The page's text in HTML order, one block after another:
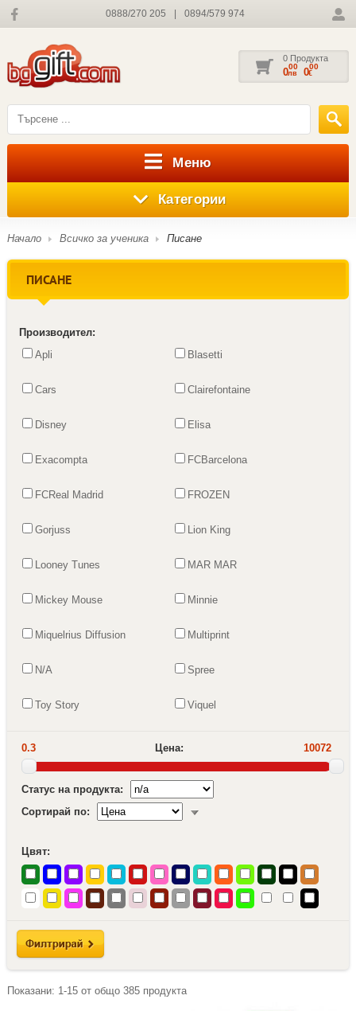
0888/270 205 0894/579 974
0 Продукта
000
лв 000
€
Меню
Категории
Начало Всичко за ученика Писане
ПИСАНЕ
Производител:
Apli
Blasetti
Cars Clairefontaine
Disney Elisa
Exacompta FCBarcelona
FCReal Madrid FROZEN
Gorjuss Lion King
Looney Tunes MAR MAR
Mickey Mouse Minnie
Miquelrius Diffusion Multiprint
N/A Spree
Toy Story Viquel
0.3 Цена: 10072
Статус на продукта:
Сортирай по:
Цвят:
Показани: 1-15от общо 385продукта